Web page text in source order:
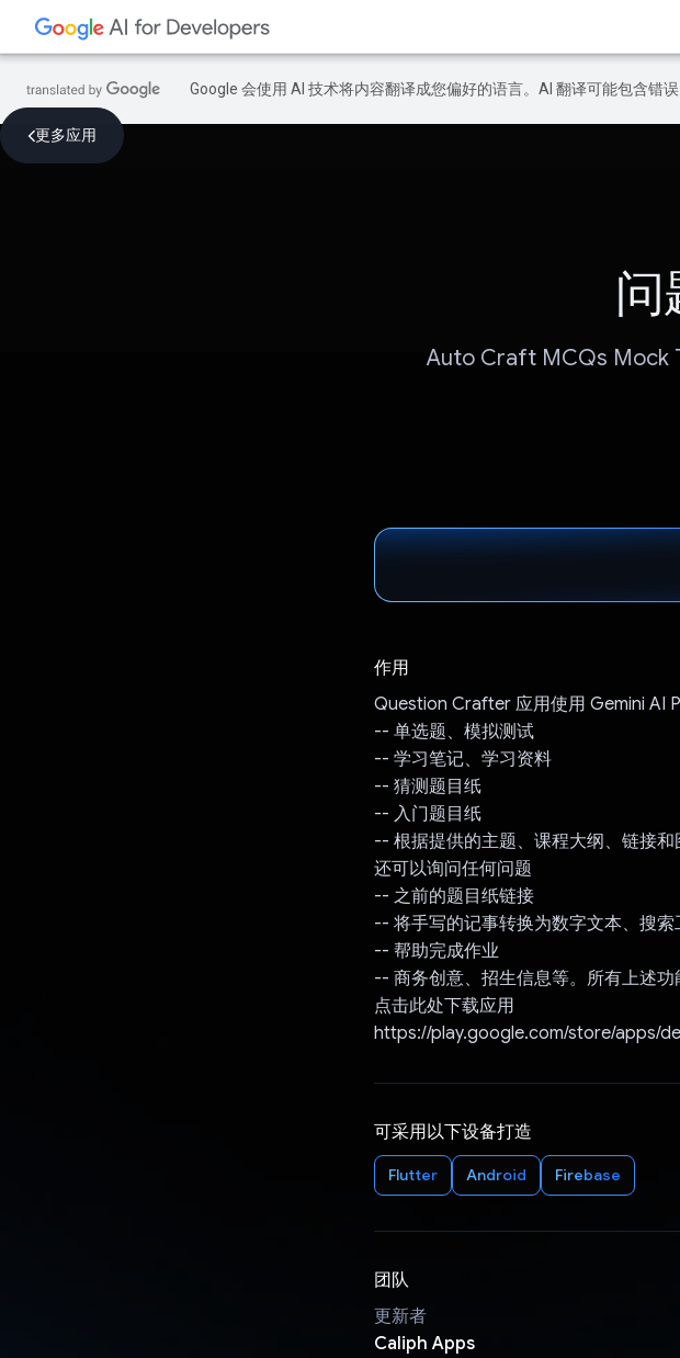
Google 会使用 AI 技术将内容翻译成您偏好的语言。AI 翻译可能包含错误
更多应用
问
Auto Craft MCQs Mock
作用
Question Crafter 应用使用 Gemini AI
-- 单选题、模拟测试
-- 学习笔记、学习资料
-- 猜测题目纸
-- 入门题目纸
-- 根据提供的主题、课程大纲、链接和
还可以询问任何问题
-- 之前的题目纸链接
-- 将手写的记事转换为数字文本、搜索
-- 帮助完成作业
-- 商务创意、招生信息等。所有上述功
点击此处下载应用
https://play.google.com/store/apps/
可采用以下设备打造
Flutter Android Firebase
团队
更新者
Caliph Apps